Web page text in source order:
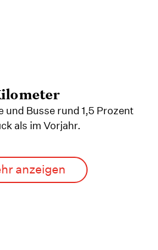
und Busse rund 1,5 Prozent
als im Vorjahr.
anzeigen